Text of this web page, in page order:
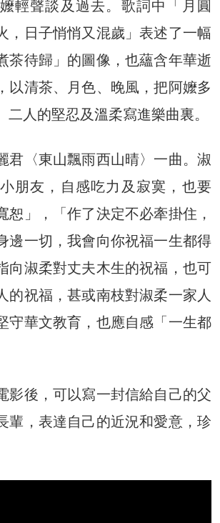
輕聲談及過去。歌詞中「月圓
，日子悄悄又混歲」表述了一幅
茶待歸」的圖像，也蘊含年華逝
以清茶、月色、晚風，把阿嬤多
二人的堅忍及溫柔寫進樂曲裏。
君〈東山飄雨西山晴〉一曲。淑
朋友，自感吃力及寂寞，也要
恕」，「作了決定不必牽掛住，
邊一切，我會向你祝福一生都得
向淑柔對丈夫木生的祝福，也可
的祝福，甚或南枝對淑柔一家人
守華文教育，也應自感「一生都
影後，可以寫一封信給自己的父
輩，表達自己的近況和愛意，珍